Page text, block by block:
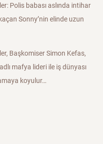
Polis babası aslında intihar
Sonny’nin elinde uzun
Başkomiser Simon Kefas,
mafya lideri ile iş dünyası
koyulur…